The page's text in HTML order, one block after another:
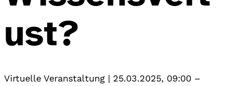
ust?
Virtuelle Veranstaltung | 25.03.2025, 09:00 –